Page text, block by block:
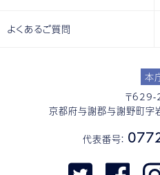
本
〒
京都府与謝郡与謝野町
代表番号：
よくあるご質問